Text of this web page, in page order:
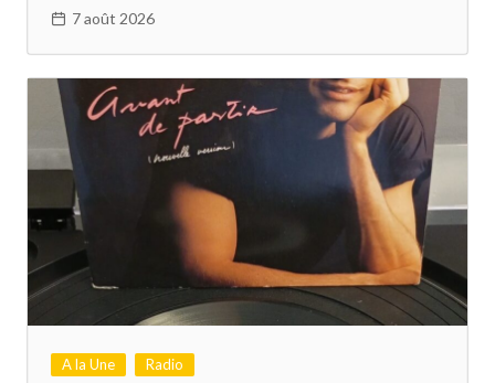
7 août 2026
A la Une Radio